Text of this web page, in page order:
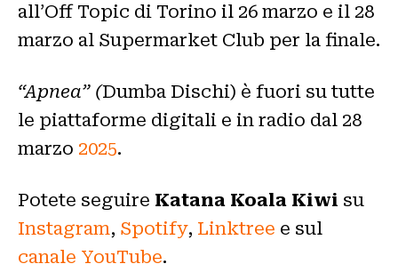
all’Off Topic di Torino il 26 marzo e il 28
marzo al Supermarket Club per la finale.
“Apnea” (Dumba Dischi) è fuori su tutte
le piattaforme digitali e in radio dal 28
marzo 2025.
Potete seguire Katana Koala Kiwi su
Instagram, Spotify, Linktree e sul
canale YouTube.